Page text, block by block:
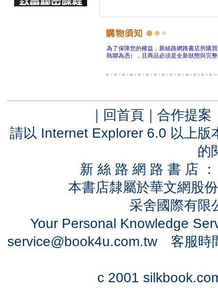
為了保障您的權益，新絲路網路書店所購
執聯為憑），且商品必須是全新狀態與完
｜ 回首頁 ｜ 合作提案
請以 Internet Explorer 6.0 以上
的
新 絲 路 網 路 書 店
本書店隸屬於華文網股
采舍國際有
Your Personal Knowledge
service@book4u.com.tw客服時
c 2001